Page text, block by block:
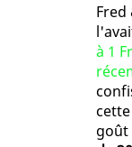
à 1
goût